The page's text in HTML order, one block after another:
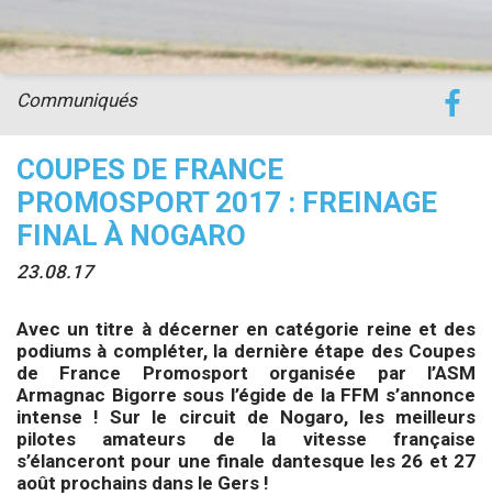
COUPES DE FRANCE
PROMOSPORT 2017 : FREINAGE
FINAL À NOGARO
23.08.17
Communiqués
Avec un titre à décerner en catégorie reine et des
podiums à compléter, la dernière étape des Coupes
de France Promosport organisée par l’ASM
Armagnac Bigorre sous l’égide de la FFM s’annonce
intense ! Sur le circuit de Nogaro, les meilleurs
pilotes amateurs de la vitesse française
s’élanceront pour une finale dantesque les 26 et 27
août prochains dans le Gers !